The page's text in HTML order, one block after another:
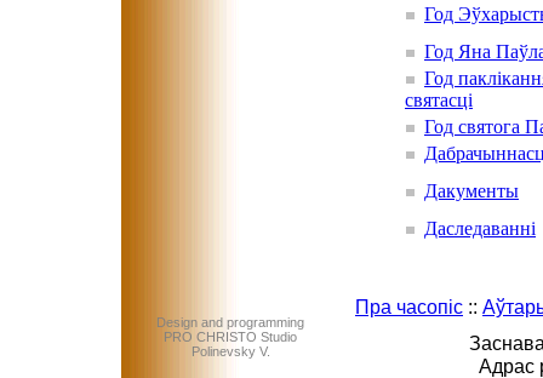
Год
Год Яна
Год
святасці
Год святога
Дакументы
Даследаванні
Design and programming
PRO CHRISTO Studio
Polinevsky V.
Пра часопіс ::
Адрас